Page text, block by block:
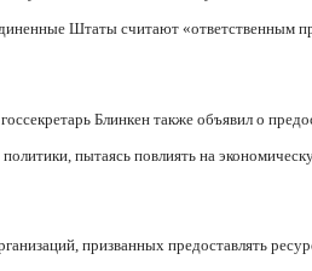
Штаты считают «ответственным
Блинкен также объявил о
пытаясь повлиять на
призванных предоставлять